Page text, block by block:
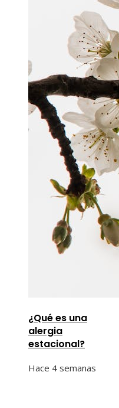
¿Qué es una
alergia
estacional?
Hace 4 semanas